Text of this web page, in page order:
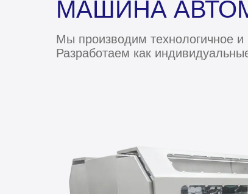
Мы производим технологичное и
Разработаем как
МАШИНА